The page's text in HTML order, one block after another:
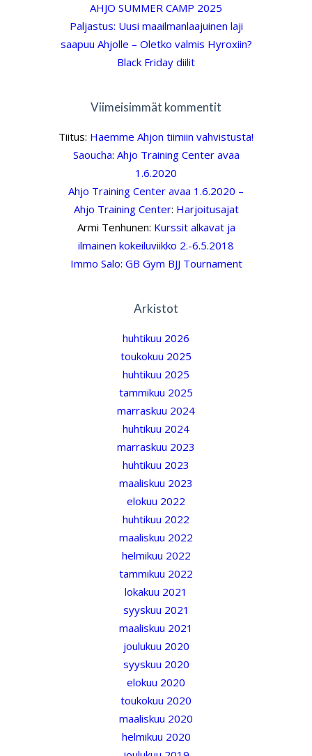
AHJO SUMMER CAMP 2025
Paljastus: Uusi maailmanlaajuinen laji
saapuu Ahjolle – Oletko valmis Hyroxiin?
Black Friday diilit
Viimeisimmät kommentit
Tiitus: Haemme Ahjon tiimiin vahvistusta!
Saoucha: Ahjo Training Center avaa
1.6.2020
Ahjo Training Center avaa 1.6.2020 –
Ahjo Training Center: Harjoitusajat
Armi Tenhunen: Kurssit alkavat ja
ilmainen kokeiluviikko 2.-6.5.2018
Immo Salo: GB Gym BJJ Tournament
Arkistot
huhtikuu 2026
toukokuu 2025
huhtikuu 2025
tammikuu 2025
marraskuu 2024
huhtikuu 2024
marraskuu 2023
huhtikuu 2023
maaliskuu 2023
elokuu 2022
huhtikuu 2022
maaliskuu 2022
helmikuu 2022
tammikuu 2022
lokakuu 2021
syyskuu 2021
maaliskuu 2021
joulukuu 2020
syyskuu 2020
elokuu 2020
toukokuu 2020
maaliskuu 2020
helmikuu 2020